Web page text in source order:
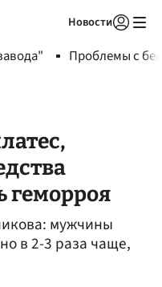
Новости
Проблемы с
геморроя
мужчины
в 2-3 раза чаще,